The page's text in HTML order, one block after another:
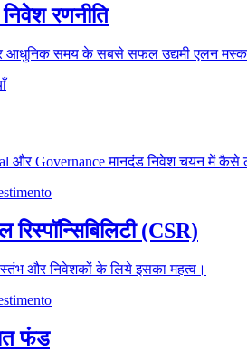
रणनीति
आधुनिक समय के सबसे सफल उद्यमी एलन मस्क
और Governance मानदंड निवेश चयन में कैसे
रिस्पॉन्सिबिलिटी (CSR)
और निवेशकों के लिये इसका महत्व।
फंड